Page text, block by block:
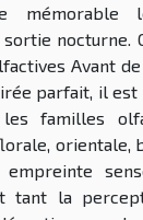
mémorable
nocturne.
Avant
parfait, il est
familles
orientale,
tant la